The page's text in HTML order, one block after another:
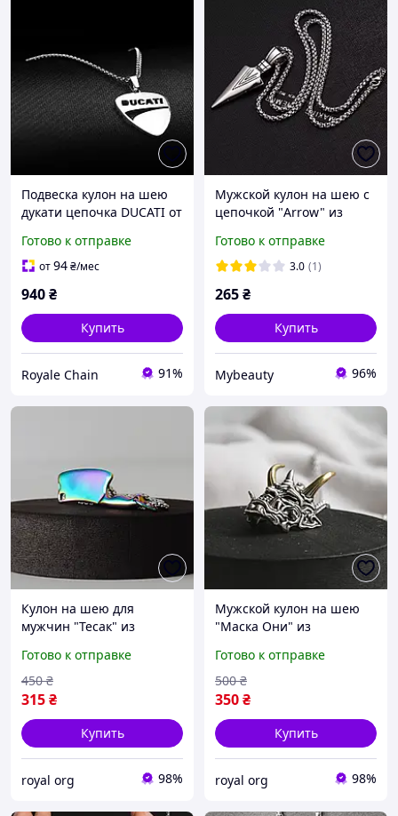
Подвеска кулон на шею
дукати цепочка DUCATI от
производителя из
нержавеющей стали на
Готово к отправке
от94₴/мес
940₴
Купить
Royale Chain 91%
Мужской кулон на шею с
цепочкой "Arrow" из
Готово к отправке
3.0 (1)
265₴
Купить
Mybeauty 96%
Кулон на шею для
мужчин "Тесак" из
Готово к отправке
315₴
450 ₴
Купить
royal org 98%
Мужской кулон на шею
"Маска Они" из
Готово к отправке
350₴
500 ₴
Купить
royal org 98%